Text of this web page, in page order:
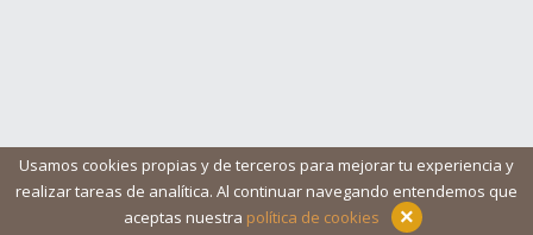
Usamos cookies propias y de terceros para mejorar tu experiencia y
realizar tareas de analítica. Al continuar navegando entendemos que
aceptas nuestra política de cookies ×
Aviso legal